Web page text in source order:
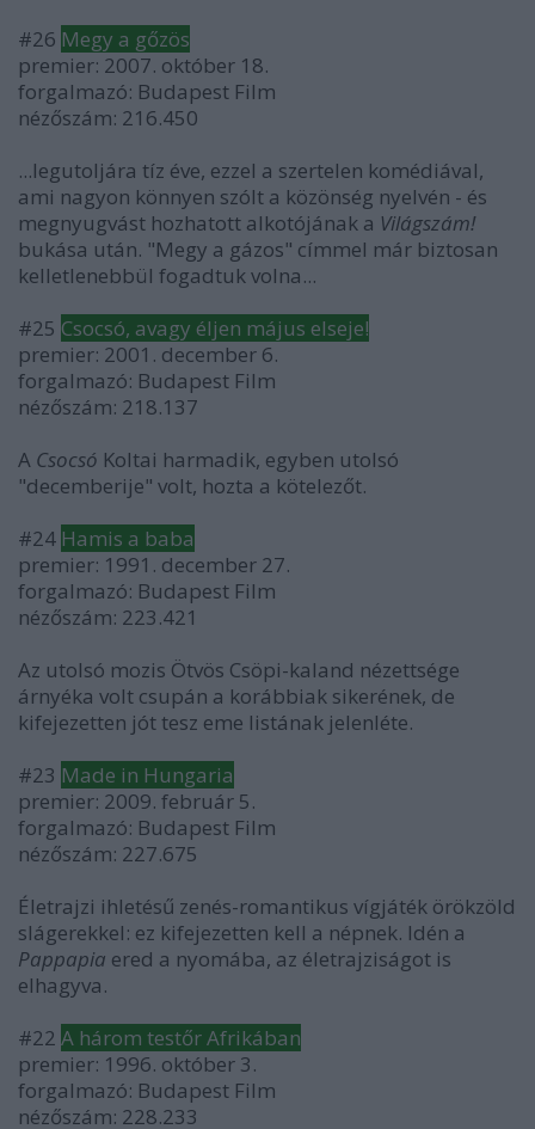
#26 Megy a gőzös
premier: 2007. október 18.
forgalmazó: Budapest Film
nézőszám: 216.450
...legutoljára tíz éve, ezzel a szertelen komédiával,
ami nagyon könnyen szólt a közönség nyelvén - és
megnyugvást hozhatott alkotójának a Világszám!
bukása után. "Megy a gázos" címmel már biztosan
kelletlenebbül fogadtuk volna...
#25 Csocsó, avagy éljen május elseje!
premier: 2001. december 6.
forgalmazó: Budapest Film
nézőszám: 218.137
A Csocsó Koltai harmadik, egyben utolsó
"decemberije" volt, hozta a kötelezőt.
#24 Hamis a baba
premier: 1991. december 27.
forgalmazó: Budapest Film
nézőszám: 223.421
Az utolsó mozis Ötvös Csöpi-kaland nézettsége
árnyéka volt csupán a korábbiak sikerének, de
kifejezetten jót tesz eme listának jelenléte.
#23 Made in Hungaria
premier: 2009. február 5.
forgalmazó: Budapest Film
nézőszám: 227.675
Életrajzi ihletésű zenés-romantikus vígjáték örökzöld
slágerekkel: ez kifejezetten kell a népnek. Idén a
Pappapia ered a nyomába, az életrajziságot is
elhagyva.
#22 A három testőr Afrikában
premier: 1996. október 3.
forgalmazó: Budapest Film
nézőszám: 228.233